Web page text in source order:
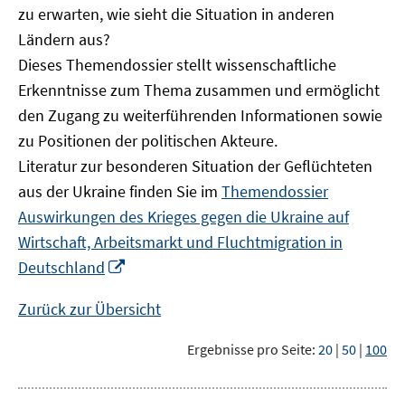
zu erwarten, wie sieht die Situation in anderen
Ländern aus?
Dieses Themendossier stellt wissenschaftliche
Erkenntnisse zum Thema zusammen und ermöglicht
den Zugang zu weiterführenden Informationen sowie
zu Positionen der politischen Akteure.
Literatur zur besonderen Situation der Geflüchteten
aus der Ukraine finden Sie im Themendossier
Auswirkungen des Krieges gegen die Ukraine auf
Wirtschaft, Arbeitsmarkt und Fluchtmigration in
Deutschland
Fenster
Zurück zur Übersicht
Ergebnisse pro Seite: 20 | 50 | 100